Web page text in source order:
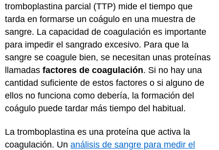
tromboplastina parcial (TTP) mide el tiempo que
tarda en formarse un coágulo en una muestra de
sangre. La capacidad de coagulación es importante
para impedir el sangrado excesivo. Para que la
sangre se coagule bien, se necesitan unas proteínas
llamadas factores de coagulación. Si no hay una
cantidad suficiente de estos factores o si alguno de
ellos no funciona como debería, la formación del
coágulo puede tardar más tiempo del habitual.
La tromboplastina es una proteína que activa la
coagulación. Un análisis de sangre para medir el